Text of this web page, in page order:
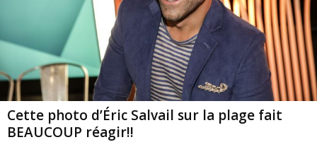
Cette photo d’Éric Salvail sur la plage fait
BEAUCOUP réagir!!